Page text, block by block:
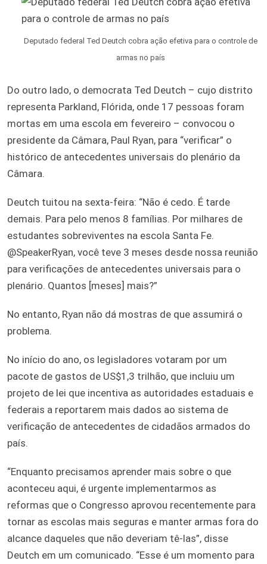
Deputado federal Ted Deutch cobra ação efetiva para o controle de
armas no país
Do outro lado, o democrata Ted Deutch – cujo distrito
representa Parkland, Flórida, onde 17 pessoas foram
mortas em uma escola em fevereiro – convocou o
presidente da Câmara, Paul Ryan, para “verificar” o
histórico de antecedentes universais do plenário da
Câmara.
Deutch tuitou na sexta-feira: “Não é cedo. É tarde
demais. Para pelo menos 8 famílias. Por milhares de
estudantes sobreviventes na escola Santa Fe.
@SpeakerRyan, você teve 3 meses desde nossa reunião
para verificações de antecedentes universais para o
plenário. Quantos [meses] mais?”
No entanto, Ryan não dá mostras de que assumirá o
problema.
No início do ano, os legisladores votaram por um
pacote de gastos de US$1,3 trilhão, que incluiu um
projeto de lei que incentiva as autoridades estaduais e
federais a reportarem mais dados ao sistema de
verificação de antecedentes de cidadãos armados do
país.
“Enquanto precisamos aprender mais sobre o que
aconteceu aqui, é urgente implementarmos as
reformas que o Congresso aprovou recentemente para
tornar as escolas mais seguras e manter armas fora do
alcance daqueles que não deveriam tê-las”, disse
Deutch em um comunicado. “Esse é um momento para